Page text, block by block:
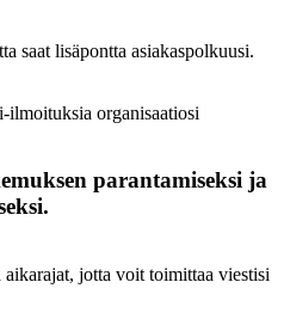
saat lisäpontta asiakaspolkuusi.
ilmoituksia organisaatiosi
parantamiseksi ja
jotta voit toimittaa viestisi